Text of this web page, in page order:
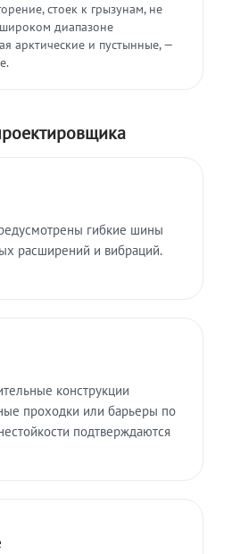
стоек к грызунам, не
диапазоне
арктические и пустынные, —
гибкие шины
расширений и вибраций.
конструкции
проходки или барьеры по
подтверждаются